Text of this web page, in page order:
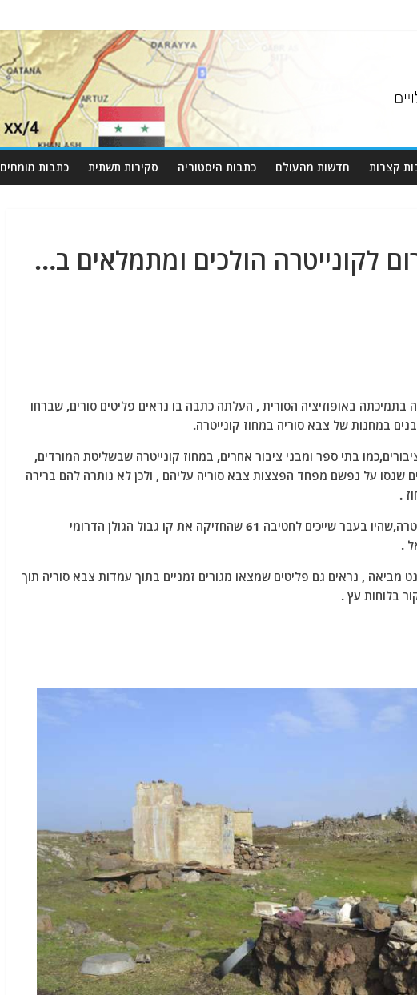
קצרות חדשות מהעולם כתבות היסטוריה סקירות תשתית כתבות מומחים
לקונייטרה הולכים ומתמלאים ב…
בתמיכתה באופוזיציה הסורית , העלתה כתבה בו נראים פליטים סורים, שברחו
במחנות של צבא סוריה במחוז קונייטרה.
בתי ספר ומבני ציבור אחרים, במחוז קונייטרה שבשליטת המורדים,
שנסו על נפשם מפחד הפצצות צבא סוריה עליהם , ולכן לא נותרה להם ברירה
.
מדובר בעיקר באזורים שמדרום לעיירה קונייטרה,שהיו בעבר שייכים לחטיבה 61 שהחזיקה את קו גבול הגולן הדרומי
.
מביאה , נראים גם פליטים שמצאו מגורים זמניים בתוך עמדות צבא סוריה תוך
בלוחות עץ .